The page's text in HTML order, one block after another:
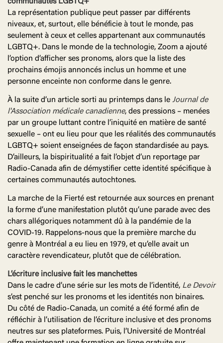
communautés LGBTQ+
La représentation publique peut passer par différents
niveaux, et, surtout, elle bénéficie à tout le monde, pas
seulement à ceux et celles appartenant aux communautés
LGBTQ+. Dans le monde de la technologie, Zoom a ajouté
l’option d’afficher ses pronoms, alors que la liste des
prochains émojis annoncés inclus un homme et une
personne enceinte non conforme dans le genre.
À la suite d’un article sorti au printemps dans le Journal de
l'Association médicale canadienne, des pressions – menées
par un groupe luttant contre l’iniquité en matière de santé
sexuelle – ont eu lieu pour que les réalités des communautés
LGBTQ+ soient enseignées de façon standardisée au pays.
D’ailleurs, la bispiritualité a fait l’objet d’un reportage par
Radio-Canada afin de démystifier cette identité spécifique à
certaines communautés autochtones.
La marche de la Fierté est retournée aux sources en prenant
la forme d’une manifestation plutôt qu’une parade avec des
chars allégoriques notamment dû à la pandémie de la
COVID-19. Rappelons-nous que la première marche du
genre à Montréal a eu lieu en 1979, et qu’elle avait un
caractère revendicateur, plutôt que de célébration.
L’écriture inclusive fait les manchettes
Dans le cadre d’une série sur les mots de l’identité, Le Devoir
s’est penché sur les pronoms et les identités non binaires.
Du côté de Radio-Canada, un comité a été formé afin de
réfléchir à l’utilisation de l’écriture inclusive et des pronoms
neutres sur ses plateformes. Puis, l’Université de Montréal